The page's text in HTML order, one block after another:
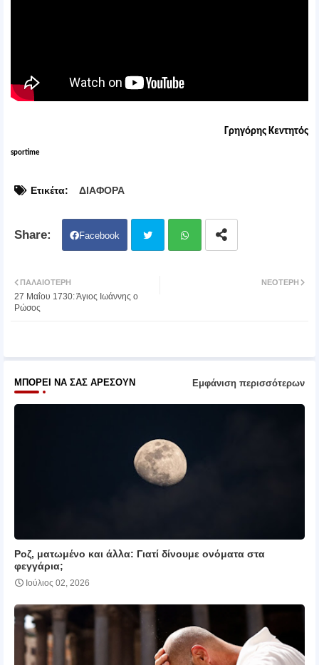
Γρηγόρης Κεντητός
sportime
Ετικέτα: ΔΙΑΦΟΡΑ
Facebook
ΝΕΌΤΕΡΗ
ΠΑΛΑΙΌΤΕΡΗ
27 Μαΐου 1730: Άγιος Ιωάννης ο
Ρώσος
ΜΠΟΡΕΊ ΝΑ ΣΑΣ ΑΡΈΣΟΥΝ Εμφάνιση περισσότερων
Ροζ, ματωμένο και άλλα: Γιατί δίνουμε ονόματα στα
φεγγάρια;
Ιούλιος 02, 2026